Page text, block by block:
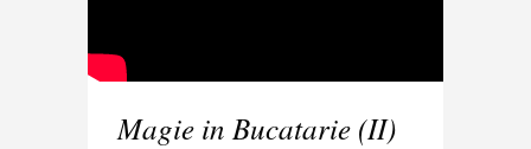
Magie in Bucatarie (II)